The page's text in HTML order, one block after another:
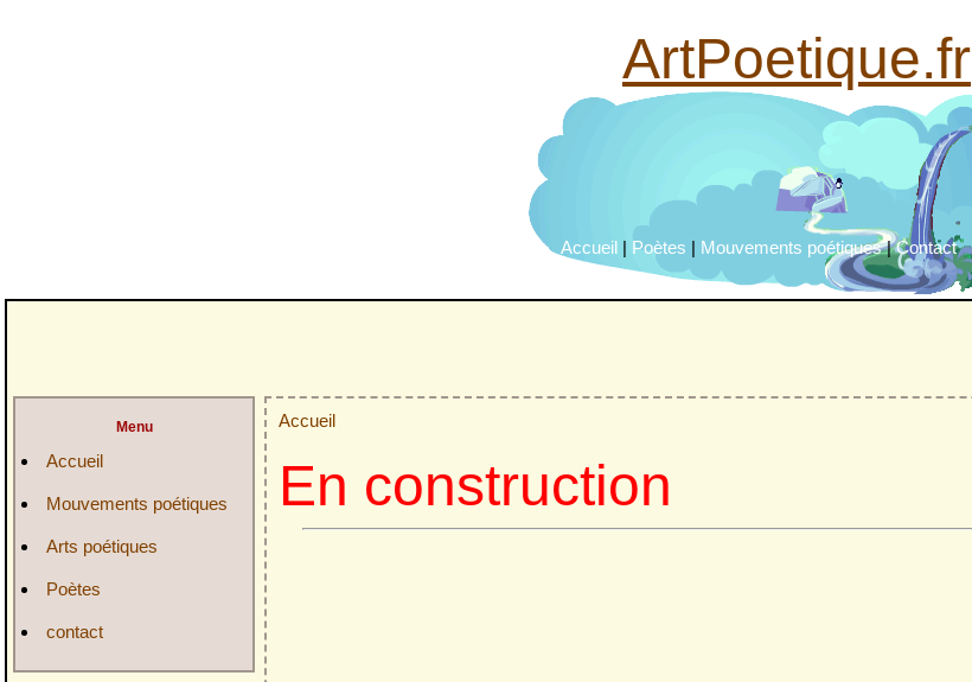
ArtPoetique.fr
Accueil | Poètes | Mouvements poétiques|Contact
Menu
Accueil
Mouvements poétiques
Arts poétiques
Poètes
contact
Accueil
En construction